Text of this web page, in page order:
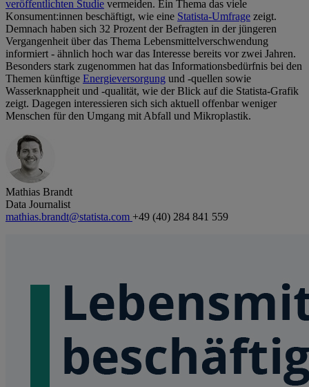
veröffentlichten Studie vermeiden. Ein Thema das viele
Konsument:innen beschäftigt, wie eine Statista-Umfrage zeigt.
Demnach haben sich 32 Prozent der Befragten in der jüngeren
Vergangenheit über das Thema Lebensmittelverschwendung
informiert - ähnlich hoch war das Interesse bereits vor zwei Jahren.
Besonders stark zugenommen hat das Informationsbedürfnis bei den
Themen künftige Energieversorgung und -quellen sowie
Wasserknappheit und -qualität, wie der Blick auf die Statista-Grafik
zeigt. Dagegen interessieren sich sich aktuell offenbar weniger
Menschen für den Umgang mit Abfall und Mikroplastik.
Mathias Brandt
Data Journalist
mathias.brandt@statista.com +49 (40) 284 841 559